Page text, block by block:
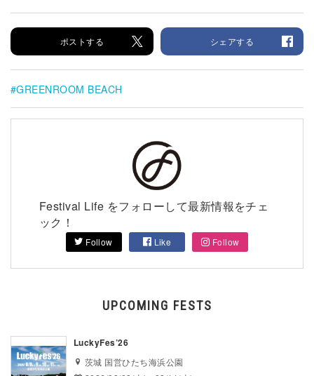
ポストする シェアする
GREENROOM BEACH
Festival Life をフォローして最新情報をチェ
ック！
Follow Like Follow
UPCOMING FESTS
LuckyFes’26
茨城 国営ひたち海浜公園